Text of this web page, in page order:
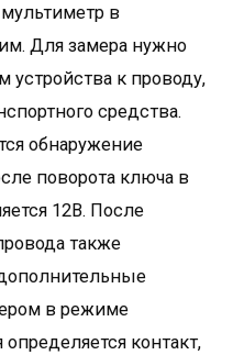
в
Для замера нужно
устройства к проводу,
средства.
обнаружение
поворота ключа в
12В. После
также
в режиме
контакт,